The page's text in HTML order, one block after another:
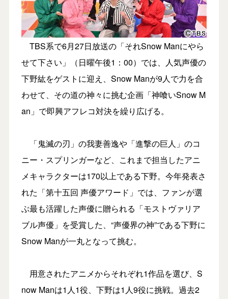
TBS系で6月27日放送の「それSnow Manにやら
せて下さい」（日曜午後1：00）では、人気声優の
下野紘をゲストに迎え、Snow Manが9人で力を合
わせて、その道の神々に挑む企画「神喰いSnow M
an」で即興アフレコ対決を繰り広げる。
「鬼滅の刃」の我妻善逸や「進撃の巨人」のコ
ニー・スプリンガーなど、これまで担当したアニ
メキャラクターは170以上である下野。今年発表さ
れた「第十五回 声優アワード」では、ファンが選
ぶ最も活躍した声優に贈られる「モストヴァリア
ブル声優」を受賞した、“声優界の神”である下野に
Snow Manが一丸となって挑む。
用意されたアニメからそれぞれ1作品を選び、S
now Manは1人1役、下野は1人9役に挑戦。過去2